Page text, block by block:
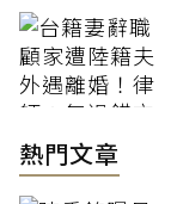
熱門文章